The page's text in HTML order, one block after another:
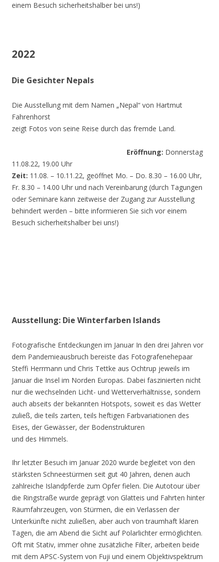
einem Besuch sicherheitshalber bei uns!)
2022
Die Gesichter Nepals
Die Ausstellung mit dem Namen „Nepal“ von Hartmut
Fahrenhorst
zeigt Fotos von seine Reise durch das fremde Land.
Eröffnung: Donnerstag
11.08.22, 19.00 Uhr
Zeit: 11.08. – 10.11.22, geöffnet Mo. – Do. 8.30 – 16.00 Uhr,
Fr. 8.30 – 14.00 Uhr und nach Vereinbarung (durch Tagungen
oder Seminare kann zeitweise der Zugang zur Ausstellung
behindert werden – bitte informieren Sie sich vor einem
Besuch sicherheitshalber bei uns!)
Ausstellung: Die Winterfarben Islands
Fotografische Entdeckungen im Januar In den drei Jahren vor
dem Pandemieausbruch bereiste das Fotografenehepaar
Steffi Herrmann und Chris Tettke aus Ochtrup jeweils im
Januar die Insel im Norden Europas. Dabei faszinierten nicht
nur die wechselnden Licht- und Wetterverhältnisse, sondern
auch abseits der bekannten Hotspots, soweit es das Wetter
zuließ, die teils zarten, teils heftigen Farbvariationen des
Eises, der Gewässer, der Bodenstrukturen
und des Himmels.
Ihr letzter Besuch im Januar 2020 wurde begleitet von den
stärksten Schneestürmen seit gut 40 Jahren, denen auch
zahlreiche Islandpferde zum Opfer fielen. Die Autotour über
die Ringstraße wurde geprägt von Glatteis und Fahrten hinter
Räumfahrzeugen, von Stürmen, die ein Verlassen der
Unterkünfte nicht zuließen, aber auch von traumhaft klaren
Tagen, die am Abend die Sicht auf Polarlichter ermöglichten.
Oft mit Stativ, immer ohne zusätzliche Filter, arbeiten beide
mit dem APSC-System von Fuji und einem Objektivspektrum